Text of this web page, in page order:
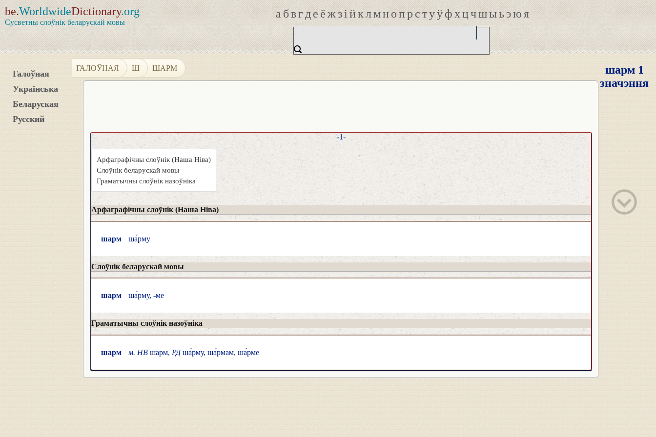
be.WorldwideDictionary.org
Сусветны слоўнік беларускай мовы
абвгдеёжзійклмнопрстуўфхцчшыьэюя
Галоўная
Українська
Беларуская
Русский
ГАЛОЎНАЯ Ш ШАРМ
шарм 1
значэння
-1-
Арфаграфічны слоўнік (Наша Ніва)
Слоўнік беларускай мовы
Граматычны слоўнік назоўніка
Арфаграфічны слоўнік (Наша Ніва)
шарм ша́рму
Слоўнік беларускай мовы
шарм ша́рму, -ме
Граматычны слоўнік назоўніка
шарм м. НВ шарм, РДша́рму, ша́рмам, ша́рме